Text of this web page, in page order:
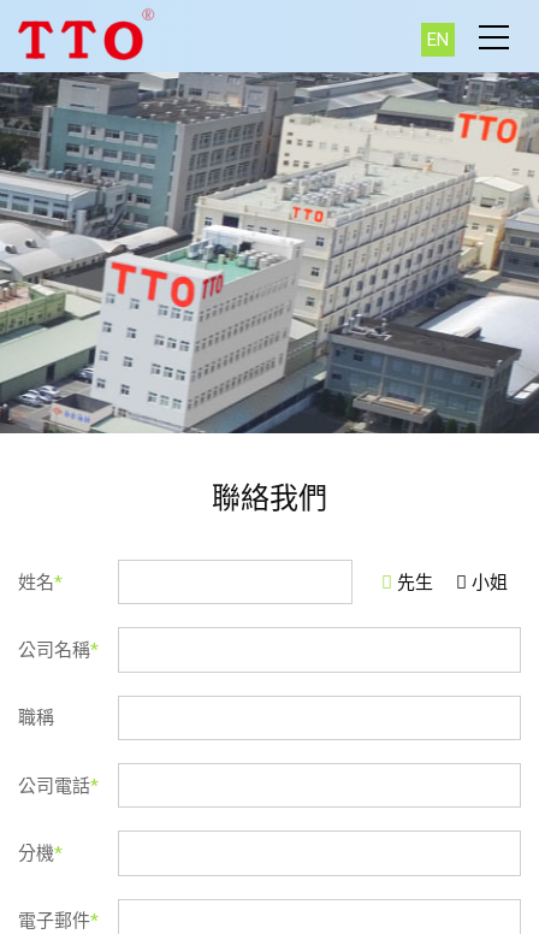
EN
聯絡我們
姓名* 先生 小姐
公司名稱*
職稱
公司電話*
分機*
電子郵件*